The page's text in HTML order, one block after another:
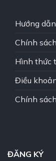
Hướng
Chính
Hình thức
Điều
Chính
ĐĂNG KÝ